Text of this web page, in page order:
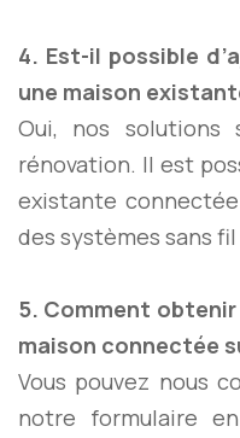
4. Est-il possible
une maison
Oui, nos solutions
rénovation. Il est
existante
des systèmes sans
5. Comment
maison connectée
Vous pouvez nous
notre formulaire